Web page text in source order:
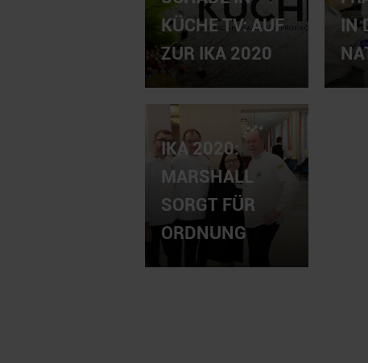
KÜCHE TV: AUF
ZUR IKA 2020
IN
IKA 2020:
MARSHALL
SORGT FÜR
ORDNUNG